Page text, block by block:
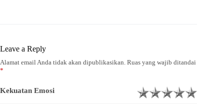
Leave a Reply
Alamat email Anda tidak akan dipublikasikan. Ruas yang wajib ditandai
*
Kekuatan Emosi